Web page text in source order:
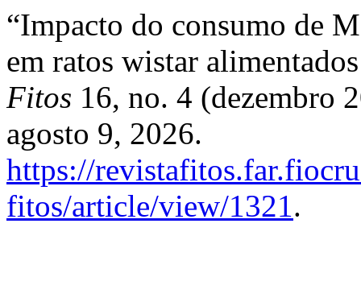
“Impacto do consumo de
em ratos wistar
Fitos 16, no. 4 (dezembro
agosto 9, 2026.
https://
fitos/article/view/1321.